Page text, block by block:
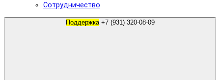
Сотрудничество
Поддержка +7 (931) 320-08-09